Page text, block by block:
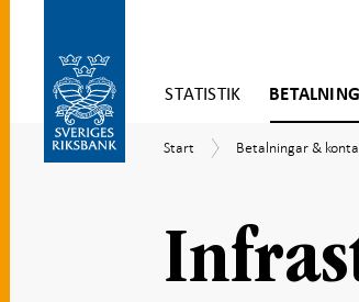
direkt
innehåll
STATISTIK
till
Start
Start
Betalningar
Betalningar &